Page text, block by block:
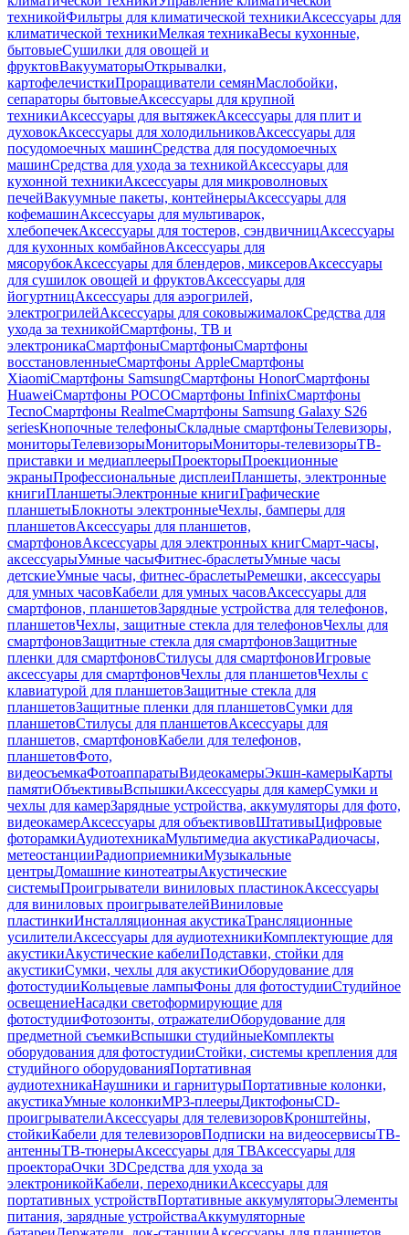
техникойФильтры для климатической техникиАксессуары для
климатической техникиМелкая техникаВесы кухонные,
бытовыеСушилки для овощей и
фруктовВакууматорыОткрывалки,
картофелечисткиПроращиватели семянМаслобойки,
сепараторы бытовыеАксессуары для крупной
техникиАксессуары для вытяжекАксессуары для плит и
духовокАксессуары для холодильниковАксессуары для
посудомоечных машинСредства для посудомоечных
машинСредства для ухода за техникойАксессуары для
кухонной техникиАксессуары для микроволновых
печейВакуумные пакеты, контейнерыАксессуары для
кофемашинАксессуары для мультиварок,
хлебопечекАксессуары для тостеров, сэндвичницАксессуары
для кухонных комбайновАксессуары для
мясорубокАксессуары для блендеров, миксеровАксессуары
для сушилок овощей и фруктовАксессуары для
йогуртницАксессуары для аэрогрилей,
электрогрилейАксессуары для соковыжималокСредства для
ухода за техникойСмартфоны, ТВ и
электроникаСмартфоныСмартфоныСмартфоны
восстановленныеСмартфоны AppleСмартфоны
XiaomiСмартфоны SamsungСмартфоны HonorСмартфоны
HuaweiСмартфоны POCOСмартфоны InfinixСмартфоны
TecnoСмартфоны RealmeСмартфоны Samsung Galaxy S26
seriesКнопочные телефоныСкладные смартфоныТелевизоры,
мониторыТелевизорыМониторыМониторы-телевизорыТВ-
приставки и медиаплеерыПроекторыПроекционные
экраныПрофессиональные дисплеиПланшеты, электронные
книгиПланшетыЭлектронные книгиГрафические
планшетыБлокноты электронныеЧехлы, бамперы для
планшетовАксессуары для планшетов,
смартфоновАксессуары для электронных книгСмарт-часы,
аксессуарыУмные часыФитнес-браслетыУмные часы
детскиеУмные часы, фитнес-браслетыРемешки, аксессуары
для умных часовКабели для умных часовАксессуары для
смартфонов, планшетовЗарядные устройства для телефонов,
планшетовЧехлы, защитные стекла для телефоновЧехлы для
смартфоновЗащитные стекла для смартфоновЗащитные
пленки для смартфоновСтилусы для смартфоновИгровые
аксессуары для смартфоновЧехлы для планшетовЧехлы с
клавиатурой для планшетовЗащитные стекла для
планшетовЗащитные пленки для планшетовСумки для
планшетовСтилусы для планшетовАксессуары для
планшетов, смартфоновКабели для телефонов,
планшетовФото,
видеосъемкаФотоаппаратыВидеокамерыЭкшн-камерыКарты
памятиОбъективыВспышкиАксессуары для камерСумки и
чехлы для камерЗарядные устройства, аккумуляторы для фото,
видеокамерАксессуары для объективовШтативыЦифровые
фоторамкиАудиотехникаМультимедиа акустикаРадиочасы,
метеостанцииРадиоприемникиМузыкальные
центрыДомашние кинотеатрыАкустические
системыПроигрыватели виниловых пластинокАксессуары
для виниловых проигрывателейВиниловые
пластинкиИнсталляционная акустикаТрансляционные
усилителиАксессуары для аудиотехникиКомплектующие для
акустикиАкустические кабелиПодставки, стойки для
акустикиСумки, чехлы для акустикиОборудование для
фотостудииКольцевые лампыФоны для фотостудииСтудийное
освещениеНасадки светоформирующие для
фотостудииФотозонты, отражателиОборудование для
предметной съемкиВспышки студийныеКомплекты
оборудования для фотостудииСтойки, системы крепления для
студийного оборудованияПортативная
аудиотехникаНаушники и гарнитурыПортативные колонки,
акустикаУмные колонкиMP3-плеерыДиктофоныCD-
проигрывателиАксессуары для телевизоровКронштейны,
стойкиКабели для телевизоровПодписки на видеосервисыТВ-
антенныТВ-тюнерыАксессуары для ТВАксессуары для
проектораОчки 3DСредства для ухода за
электроникойКабели, переходникиАксессуары для
портативных устройствПортативные аккумуляторыЭлементы
питания, зарядные устройстваАккумуляторные